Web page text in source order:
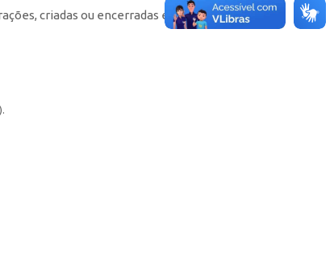
criadas ou encerradas em cada
).